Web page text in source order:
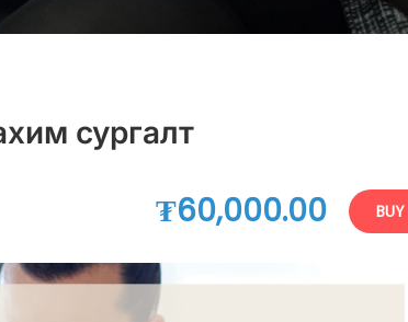
сургалт
₮60,000.00